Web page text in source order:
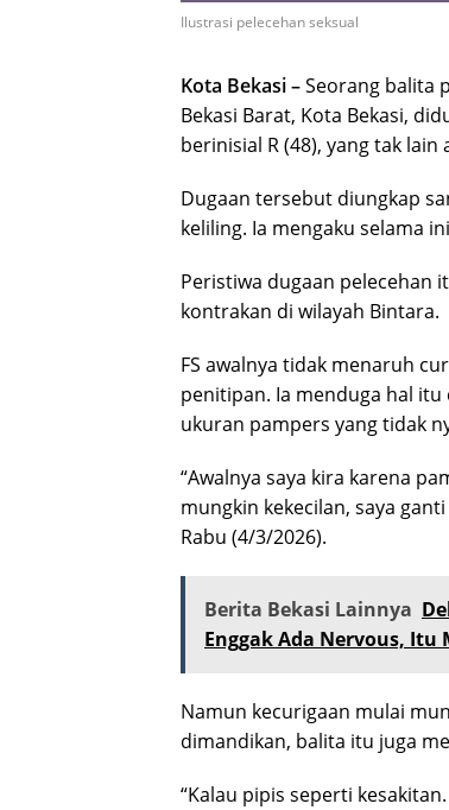
Ilustrasi pelecehan seksual
Kota Bekasi –Seorang balita
Bekasi Barat, Kota Bekasi,
berinisial R (48), yang tak
Dugaan tersebut diungkap
keliling. Ia mengaku selama
Peristiwa dugaan pelecehan
kontrakan di wilayah Bintara.
FS awalnya tidak menaruh
penitipan. Ia menduga hal
ukuran pampers yang tidak
“Awalnya saya kira karena
mungkin kekecilan, saya
Rabu (4/3/2026).
Berita Bekasi Lainnya
Enggak Ada Nervous, Itu
Namun kecurigaan mulai
dimandikan, balita itu juga
“Kalau pipis seperti